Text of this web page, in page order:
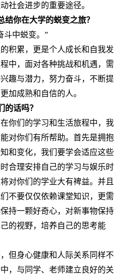
社会进步的重要途径。
你在大学的蜕变之旅？
斗中蜕变。”
积累，更是个人成长和自我发
中，面对各种挑战和机遇，需
趣与潜力，努力奋斗，不断提
加成熟和自信的人。
的话吗？
你们的学习和生活旅程中，我
对你们有所帮助。首先是拥抱
和变化，我们要学会适应这些
合理安排自己的学习与娱乐时
对你们的学业大有裨益。并且
不要仅仅依赖课堂知识，更需
持一颗好奇心，对新事物保持
的视野，培养自己的思考能
但身心健康和人际关系同样不
，与同学、老师建立良好的关